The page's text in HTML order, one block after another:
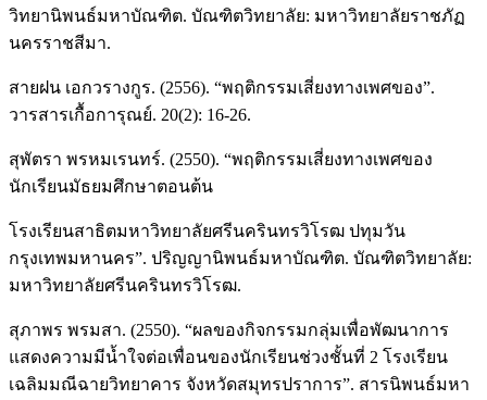
วิทยานิพนธ์มหาบัณฑิต. บัณฑิตวิทยาลัย: มหาวิทยาลัยราชภัฏ
นครราชสีมา.
สายฝน เอกวรางกูร. (2556). “พฤติกรรมเสี่ยงทางเพศของ”.
วารสารเกื้อการุณย์. 20(2): 16-26.
สุพัตรา พรหมเรนทร์. (2550). “พฤติกรรมเสี่ยงทางเพศของ
นักเรียนมัธยมศึกษาตอนต้น
โรงเรียนสาธิตมหาวิทยาลัยศรีนครินทรวิโรฒ ปทุมวัน
กรุงเทพมหานคร”. ปริญญานิพนธ์มหาบัณฑิต. บัณฑิตวิทยาลัย:
มหาวิทยาลัยศรีนครินทรวิโรฒ.
สุภาพร พรมสา. (2550). “ผลของกิจกรรมกลุ่มเพื่อพัฒนาการ
แสดงความมีน้ำใจต่อเพื่อนของนักเรียนช่วงชั้นที่ 2 โรงเรียน
เฉลิมมณีฉายวิทยาคาร จังหวัดสมุทรปราการ”. สารนิพนธ์มหา